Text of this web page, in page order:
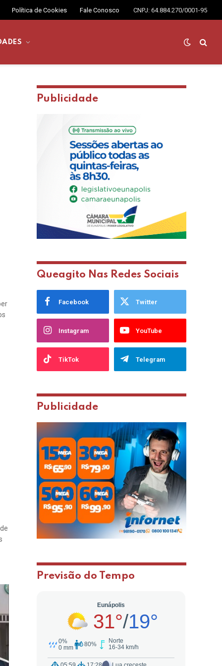
Política de Cookies Fale Conosco CNPJ: 64.884.270/0001-95
Publicidade
Queagito Nas Redes Sociais
Facebook Twitter
Instagram YouTube
TikTok Telegram
Publicidade
Previsão do Tempo